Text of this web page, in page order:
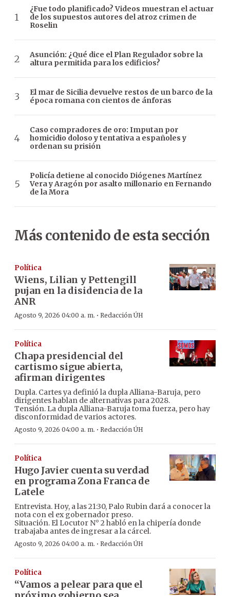
¿Fue todo planificado? Videos muestran el actuar
de los supuestos autores del atroz crimen de
Roselin
Asunción: ¿Qué dice el Plan Regulador sobre la
altura permitida para los edificios?
El mar de Sicilia devuelve restos de un barco de la
época romana con cientos de ánforas
Caso compradores de oro: Imputan por
homicidio doloso y tentativa a españoles y
ordenan su prisión
Policía detiene al conocido Diógenes Martínez
Vera y Aragón por asalto millonario en Fernando
de la Mora
Más contenido de esta sección
Política
Wiens, Lilian y Pettengill
pujan en la disidencia de la
ANR
Agosto 9, 2026 04:00 a. m. · Redacción ÚH
Política
Chapa presidencial del
cartismo sigue abierta,
afirman dirigentes
Dupla. Cartes ya definió la dupla Alliana-Baruja, pero
dirigentes hablan de alternativas para 2028.
Tensión. La dupla Alliana-Baruja toma fuerza, pero hay
disconformidad de varios actores.
Agosto 9, 2026 04:00 a. m. · Redacción ÚH
Política
Hugo Javier cuenta su verdad
en programa Zona Franca de
Latele
Entrevista. Hoy, a las 21:30, Palo Rubin dará a conocer la
nota con el ex gobernador preso.
Situación. El Locutor N° 2 habló en la chipería donde
trabajaba antes de ingresar a la cárcel.
Agosto 9, 2026 04:00 a. m. · Redacción ÚH
Política
“Vamos a pelear para que el